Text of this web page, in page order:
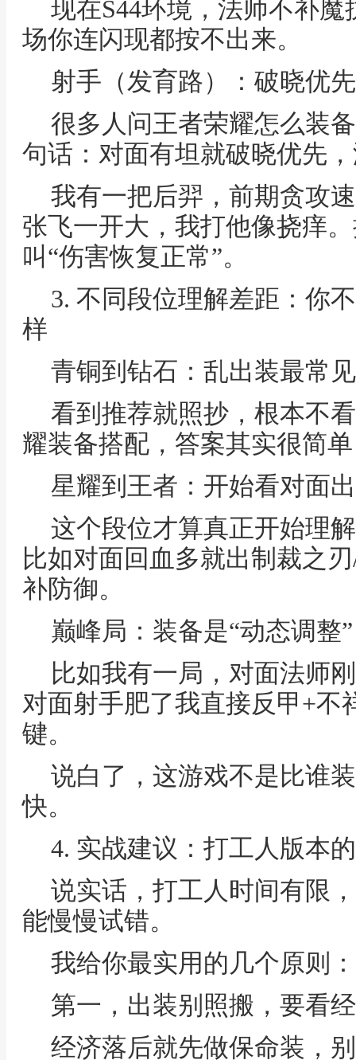
现在S44环境，法师不补
场你连闪现都按不出来。
射手（发育路）：破晓优
很多人问王者荣耀怎么装
句话：对面有坦就破晓优先
我有一把后羿，前期贪攻
张飞一开大，我打他像挠痒
叫“伤害恢复正常”。
3. 不同段位理解差距：你
样
青铜到钻石：乱出装最常见
看到推荐就照抄，根本不
耀装备搭配，答案其实很简
星耀到王者：开始看对面
这个段位才算真正开始理
比如对面回血多就出制裁之
补防御。
巅峰局：装备是“动态调整”
比如我有一局，对面法师
对面射手肥了我直接反甲+不
键。
说白了，这游戏不是比谁
快。
4. 实战建议：打工人版本
说实话，打工人时间有限
能慢慢试错。
我给你最实用的几个原则：
第一，出装别照搬，要看
经济落后就先做保命装，